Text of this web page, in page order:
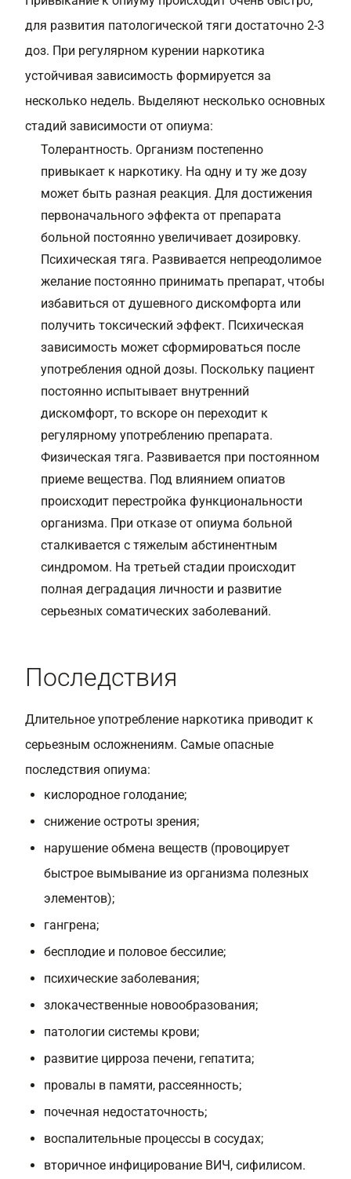
для развития патологической тяги достаточно 2-3
доз. При регулярном курении наркотика
устойчивая зависимость формируется за
несколько недель. Выделяют несколько основных
стадий зависимости от опиума:
Толерантность. Организм постепенно
привыкает к наркотику. На одну и ту же дозу
может быть разная реакция. Для достижения
первоначального эффекта от препарата
больной постоянно увеличивает дозировку.
Психическая тяга. Развивается непреодолимое
желание постоянно принимать препарат, чтобы
избавиться от душевного дискомфорта или
получить токсический эффект. Психическая
зависимость может сформироваться после
употребления одной дозы. Поскольку пациент
постоянно испытывает внутренний
дискомфорт, то вскоре он переходит к
регулярному употреблению препарата.
Физическая тяга. Развивается при постоянном
приеме вещества. Под влиянием опиатов
происходит перестройка функциональности
организма. При отказе от опиума больной
сталкивается с тяжелым абстинентным
синдромом. На третьей стадии происходит
полная деградация личности и развитие
серьезных соматических заболеваний.
Последствия
Длительное употребление наркотика приводит к
серьезным осложнениям. Самые опасные
последствия опиума:
кислородное голодание;
снижение остроты зрения;
нарушение обмена веществ (провоцирует
быстрое вымывание из организма полезных
элементов);
гангрена;
бесплодие и половое бессилие;
психические заболевания;
злокачественные новообразования;
патологии системы крови;
развитие цирроза печени, гепатита;
провалы в памяти, рассеянность;
почечная недостаточность;
воспалительные процессы в сосудах;
вторичное инфицирование ВИЧ, сифилисом.